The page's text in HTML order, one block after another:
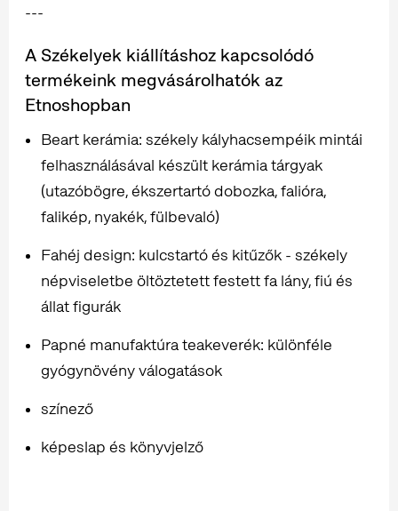
---
A Székelyek kiállításhoz kapcsolódó
termékeink megvásárolhatók az
Etnoshopban
Beart kerámia: székely kályhacsempéik mintái
felhasználásával készült kerámia tárgyak
(utazóbögre, ékszertartó dobozka, falióra,
falikép, nyakék, fülbevaló)
Fahéj design: kulcstartó és kitűzők - székely
népviseletbe öltöztetett festett fa lány, fiú és
állat figurák
Papné manufaktúra teakeverék: különféle
gyógynövény válogatások
színező
képeslap és könyvjelző